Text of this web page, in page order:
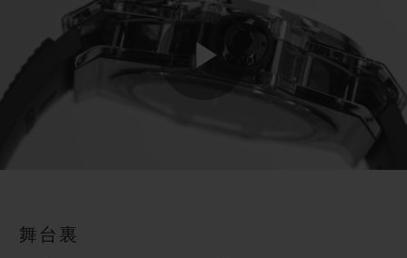
Play
舞台裏